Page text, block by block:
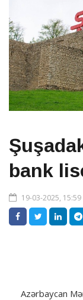
bank
19-03-2025, 15:59
Azərbaycan